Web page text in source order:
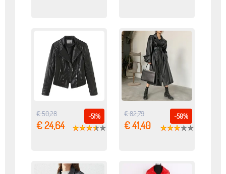
-51%
€ 50,28
€ 24,64
-50%
€ 82,79
€ 41,40